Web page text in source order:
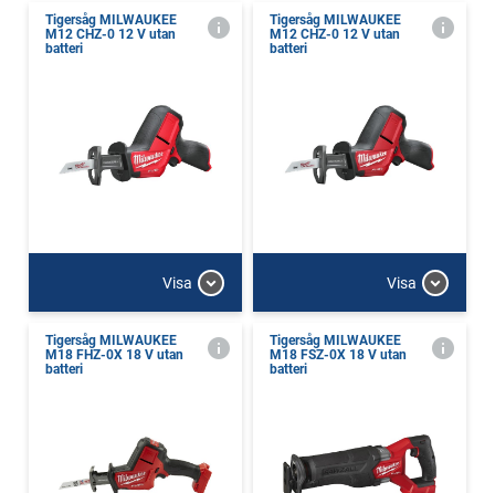
Tigersåg MILWAUKEE
M12 CHZ-0 12 V utan
batteri
Visa
Tigersåg MILWAUKEE
M12 CHZ-0 12 V utan
batteri
Visa
Tigersåg MILWAUKEE
M18 FHZ-0X 18 V utan
batteri
Tigersåg MILWAUKEE
M18 FSZ-0X 18 V utan
batteri